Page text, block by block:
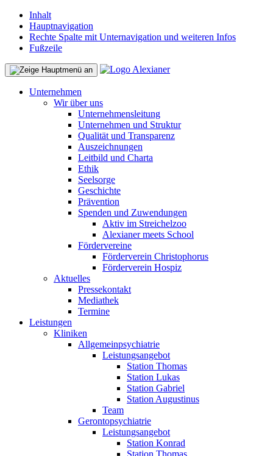
Inhalt
Hauptnavigation
Rechte Spalte mit Unternavigation und weiteren Infos
Fußzeile
Unternehmen
Wir über uns
Unternehmensleitung
Unternehmen und Struktur
Qualität und Transparenz
Auszeichnungen
Leitbild und Charta
Ethik
Seelsorge
Geschichte
Prävention
Spenden und Zuwendungen
Aktiv im Streichelzoo
Alexianer meets School
Fördervereine
Förderverein Christophorus
Förderverein Hospiz
Aktuelles
Pressekontakt
Mediathek
Termine
Leistungen
Kliniken
Allgemeinpsychiatrie
Leistungsangebot
Station Thomas
Station Lukas
Station Gabriel
Station Augustinus
Team
Gerontopsychiatrie
Leistungsangebot
Station Konrad
Station Thomas